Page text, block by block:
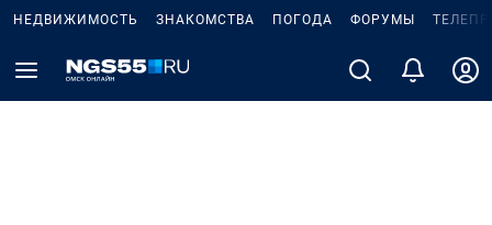
НЕДВИЖИМОСТЬ ЗНАКОМСТВА ПОГОДА ФОРУМЫ